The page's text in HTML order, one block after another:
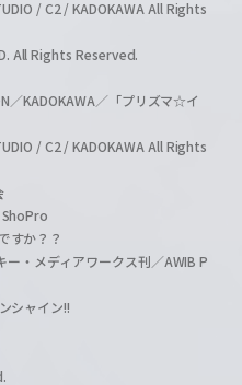
/ C2 / KADOKAWA All Rights
All Rights Reserved.
／KADOKAWA／「プリズマ☆イ
/ C2 / KADOKAWA All Rights
すか？？
・メディアワークス刊／AWIB P
シャイン!!